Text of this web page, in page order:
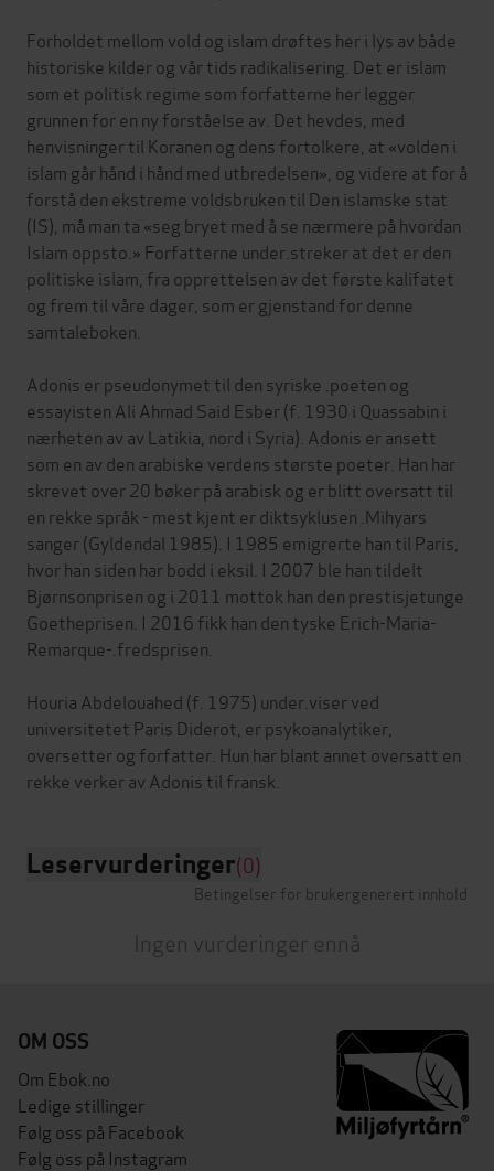
Forholdet mellom vold og islam drøftes her i lys av både
historiske kilder og vår tids radikalisering. Det er islam
som et politisk regime som forfatterne her legger
grunnen for en ny forståelse av. Det hevdes, med
henvisninger til Koranen og dens fortolkere, at «volden i
islam går hånd i hånd med utbredelsen», og videre at for å
forstå den ekstreme voldsbruken til Den islamske stat
(IS), må man ta «seg bryet med å se nærmere på hvordan
Islam oppsto.» Forfatterne under.streker at det er den
politiske islam, fra opprettelsen av det første kalifatet
og frem til våre dager, som er gjenstand for denne
samtaleboken.
Adonis er pseudonymet til den syriske .poeten og
essayisten Ali Ahmad Said Esber (f. 1930 i Quassabin i
nærheten av av Latikia, nord i Syria). Adonis er ansett
som en av den arabiske verdens største poeter. Han har
skrevet over 20 bøker på arabisk og er blitt oversatt til
en rekke språk - mest kjent er diktsyklusen .Mihyars
sanger (Gyldendal 1985). I 1985 emigrerte han til Paris,
hvor han siden har bodd i eksil. I 2007 ble han tildelt
Bjørnsonprisen og i 2011 mottok han den prestisjetunge
Goetheprisen. I 2016 fikk han den tyske Erich-Maria-
Remarque-.fredsprisen.
Houria Abdelouahed (f. 1975) under.viser ved
universitetet Paris Diderot, er psykoanalytiker,
oversetter og forfatter. Hun har blant annet oversatt en
Leservurderinger(0)
Betingelser for brukergenerert innhold
Ingen vurderinger ennå
OM OSS
Om Ebok.no
Ledige stillinger
Følg oss på Facebook
Følg oss på Instagram